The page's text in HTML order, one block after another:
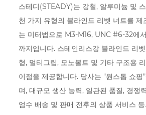
스테디(STEADY)는 강철, 알루미늄 및
천 가지 유형의 블라인드 리벳 너트를 제
는 미터법으로 M3-M16, UNC #6-32에
까지입니다. 스테인리스강 블라인드 리
형, 멀티그립, 모노볼트 및 기타 구조용
이점을 제공합니다. 당사는 "원스톱 쇼핑
며, 대규모 생산 능력, 일관된 품질, 경쟁
엄수 배송 및 판매 전후의 상품 서비스